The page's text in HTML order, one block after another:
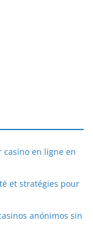
en ligne en
et stratégies pour
anónimos sin